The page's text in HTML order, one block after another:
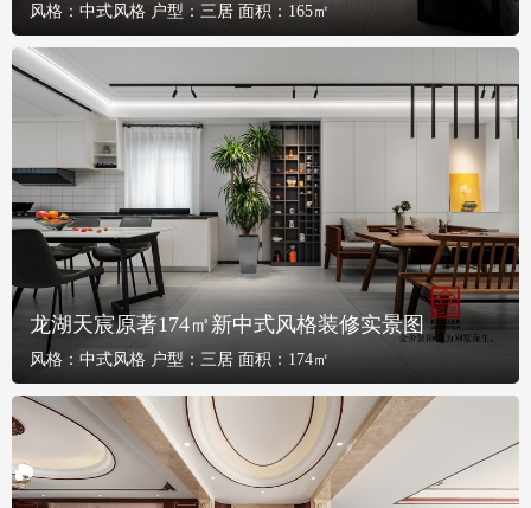
风格： 中式风格 户型： 三居 面积： 165㎡
龙湖天宸原著174㎡新中式风格装修实景图
风格： 中式风格 户型： 三居 面积： 174㎡